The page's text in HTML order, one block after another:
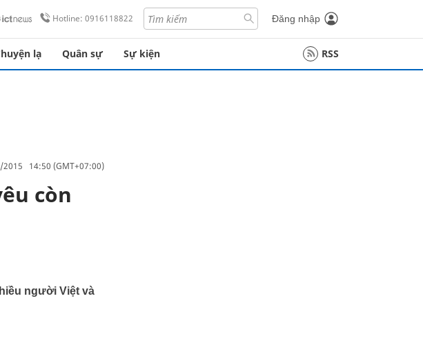
Hotline: 0916118822 Đăng nhập
lạ Quân sự Sự kiện RSS
2015 14:50 (GMT+07:00)
còn
người Việt và